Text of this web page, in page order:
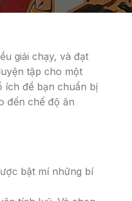
giải chạy, và đạt
tập cho một
ích để bạn chuẩn bị
đến chế độ ăn
bật mí những bí